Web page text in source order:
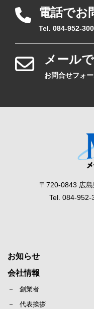
電話でお
Tel. 084-952-
メール
お問合せフォ
〒720-0843 広
Tel. 084-
お知らせ
会社情報
創業者
代表挨拶